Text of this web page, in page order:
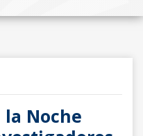
la Noche